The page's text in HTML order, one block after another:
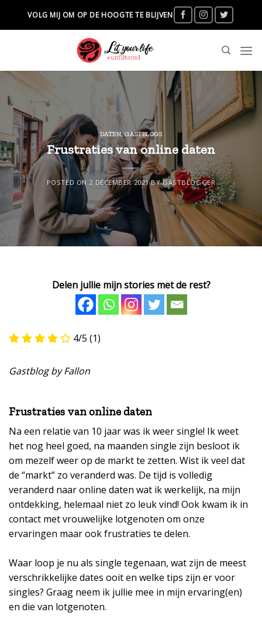
VOLG MIJ OM OP DE HOOGTE TE BLIJVEN
DATEN,GASTBLOGS
Frustraties van online daten
POSTED ON 2 DECEMBER 2021BYGASTBLOGGER
Delen jullie mijn stories met de rest?
4/5 (1)
Gastblog by Fallon
Frustraties van online daten
Na een relatie van 10 jaar was ik weer single! Ik weet
het nog heel goed, na maanden single zijn besloot ik
om mezelf weer op de markt te zetten. Wist ik veel dat
de “markt” zo veranderd was. De tijd is volledig
veranderd naar online daten wat ik werkelijk, na mijn
ontdekking, helemaal niet zo leuk vind! Ook kwam ik in
contact met vrouwelijke lotgenoten om onze
ervaringen maar ook frustraties te delen.
Waar loop je nu als single tegenaan, wat zijn de meest
verschrikkelijke dates ooit en welke tips zijn er voor
singles? Graag neem ik jullie mee in mijn ervaring(en)
en die van lotgenoten.